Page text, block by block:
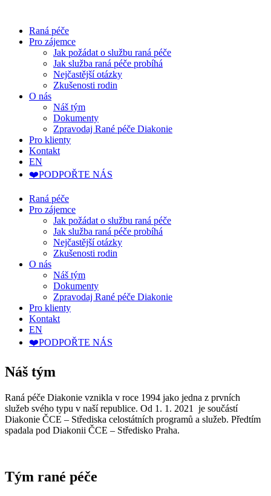
Raná péče
Pro zájemce
Jak požádat o službu raná péče
Jak služba raná péče probíhá
Nejčastější otázky
Zkušenosti rodin
O nás
Náš tým
Dokumenty
Zpravodaj Rané péče Diakonie
Pro klienty
Kontakt
EN
❤️PODPOŘTE NÁS
Raná péče
Pro zájemce
Jak požádat o službu raná péče
Jak služba raná péče probíhá
Nejčastější otázky
Zkušenosti rodin
O nás
Náš tým
Dokumenty
Zpravodaj Rané péče Diakonie
Pro klienty
Kontakt
EN
❤️PODPOŘTE NÁS
Náš tým
Raná péče Diakonie vznikla v roce 1994 jako jedna z prvních
služeb svého typu v naší republice. Od 1. 1. 2021 je součástí
Diakonie ČCE – Střediska celostátních programů a služeb. Předtím
spadala pod Diakonii ČCE – Středisko Praha.
Tým rané péče